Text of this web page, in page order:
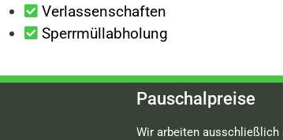
Verlassenschaften
Sperrmüllabholung
Pauschalpreise
Wir arbeiten